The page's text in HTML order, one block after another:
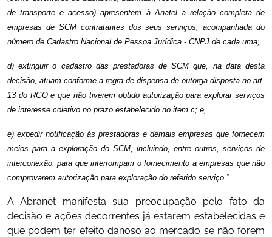
de transporte e acesso) apresentem à Anatel a relação completa de
empresas de SCM contratantes dos seus serviços, acompanhada do
número de Cadastro Nacional de Pessoa Jurídica - CNPJ de cada uma;
d) extinguir o cadastro das prestadoras de SCM que, na data desta
decisão, atuam conforme a regra de dispensa de outorga disposta no art.
13 do RGO e que não tiverem obtido autorização para explorar serviços
de interesse coletivo no prazo estabelecido no item c; e,
e) expedir notificação às prestadoras e demais empresas que fornecem
meios para a exploração do SCM, incluindo, entre outros, serviços de
interconexão, para que interrompam o fornecimento a empresas que não
comprovarem autorização para exploração do referido serviço.”
A Abranet manifesta sua preocupação pelo fato da
decisão e ações decorrentes já estarem estabelecidas e
que podem ter efeito danoso ao mercado se não forem